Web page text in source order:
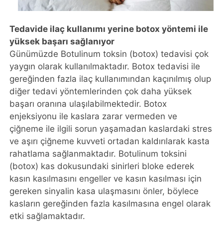
Tedavide ilaç kullanımı yerine botox yöntemi ile
yüksek başarı sağlanıyor
Günümüzde Botulinum toksin (botox) tedavisi çok
yaygın olarak kullanılmaktadır. Botox tedavisi ile
gereğinden fazla ilaç kullanımından kaçınılmış olup
diğer tedavi yöntemlerinden çok daha yüksek
başarı oranına ulaşılabilmektedir. Botox
enjeksiyonu ile kaslara zarar vermeden ve
çiğneme ile ilgili sorun yaşamadan kaslardaki stres
ve aşırı çiğneme kuvveti ortadan kaldırılarak kasta
rahatlama sağlanmaktadır. Botulinum toksini
(botox) kas dokusundaki sinirleri bloke ederek
kasın kasılmasını engeller ve kasın kasılması için
gereken sinyalin kasa ulaşmasını önler, böylece
kasların gereğinden fazla kasılmasına engel olarak
etki sağlamaktadır.